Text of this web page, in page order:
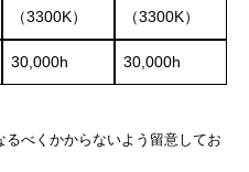
（3300K）
（3300K）
30,000h 30,000h
るべくかからないよう留意してお